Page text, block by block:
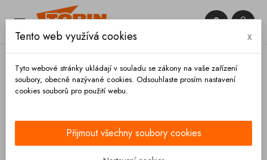
 

Tento web využívá cookies x
Tyto webové stránky ukládají v souladu se zákony na vaše zařízení
soubory, obecně nazývané cookies. Odsouhlaste prosím nastavení
cookies souborů pro použití webu.
Přijmout všechny soubory cookies